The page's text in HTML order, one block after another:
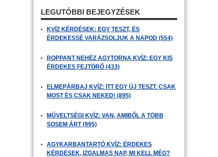
LEGUTÓBBI BEJEGYZÉSEK
KVÍZ KÉRDÉSEK: EGY TESZT, ÉS
ÉRDEKESSÉ VARÁZSOLJUK A NAPOD (554)
ROPPANT NEHÉZ AGYTORNA KVÍZ: EGY KIS
ÉRDEKES FEJTÖRŐ (433)
ELMEPÁRBAJ KVÍZ: ITT EGY ÚJ TESZT. CSAK
MOST ÉS CSAK NEKED! (895)
MŰVELTSÉGI KVÍZ: VAN, AMIBŐL A TÖBB
SOSEM ÁRT (995)
AGYKARBANTARTÓ KVÍZ: ÉRDEKES
KÉRDÉSEK, IZGALMAS NAP, MI KELL MÉG?